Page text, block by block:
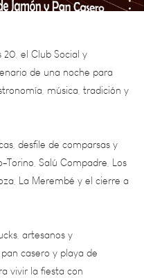
el Club Social y
de una noche para
música, tradición y
de comparsas y
Salú Compadre, Los
La Merembé y el cierre a
y
y playa de
la fiesta con